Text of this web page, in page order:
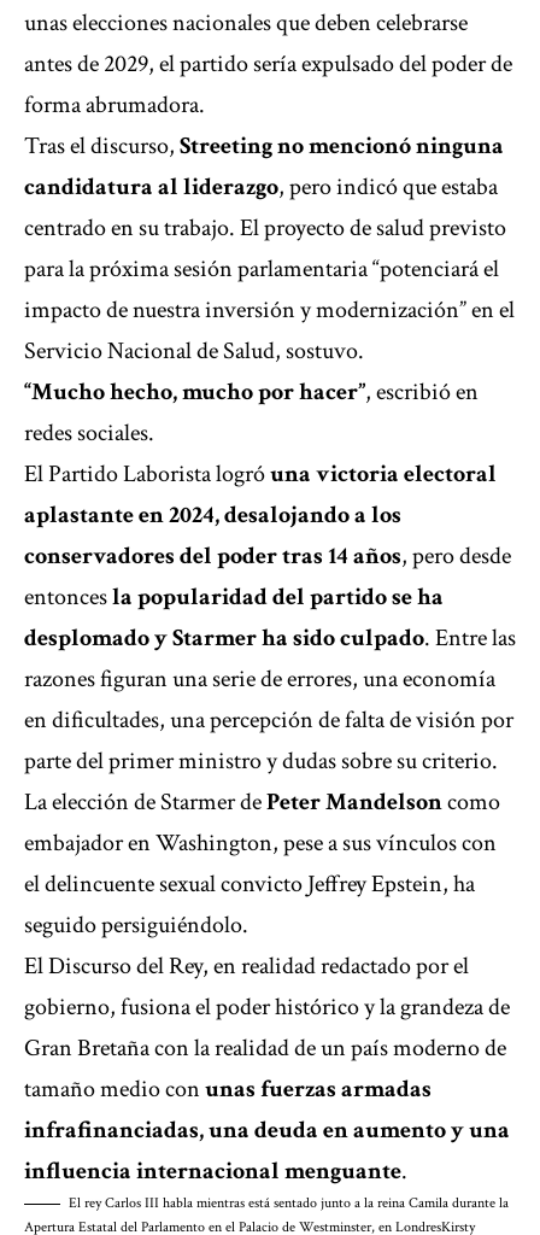
unas elecciones nacionales que deben celebrarse
antes de 2029, el partido sería expulsado del poder de
forma abrumadora.
Tras el discurso,Streeting no mencionó ninguna
candidatura al liderazgo, pero indicó que estaba
centrado en su trabajo. El proyecto de salud previsto
para la próxima sesión parlamentaria “potenciará el
impacto de nuestra inversión y modernización” en el
Servicio Nacional de Salud, sostuvo.
“Mucho hecho, mucho por hacer”, escribió en
redes sociales.
El Partido Laborista logróuna victoria electoral
aplastante en 2024, desalojando a los
conservadores del poder tras 14 años, pero desde
entoncesla popularidad del partido se ha
desplomado y Starmer ha sido culpado. Entre las
razones figuran una serie de errores, una economía
en dificultades, una percepción de falta de visión por
parte del primer ministro y dudas sobre su criterio.
La elección de Starmer dePeter Mandelsoncomo
embajador en Washington, pese a sus vínculos con
el delincuente sexual convicto Jeffrey Epstein, ha
seguido persiguiéndolo.
El Discurso del Rey, en realidad redactado por el
gobierno, fusiona el poder histórico y la grandeza de
Gran Bretaña con la realidad de un país moderno de
tamaño medio conunas fuerzas armadas
infrafinanciadas, una deuda en aumento y una
influencia internacional menguante.
El rey Carlos III habla mientras está sentado junto a la reina Camila durante la
Apertura Estatal del Parlamento en el Palacio de Westminster, en LondresKirsty